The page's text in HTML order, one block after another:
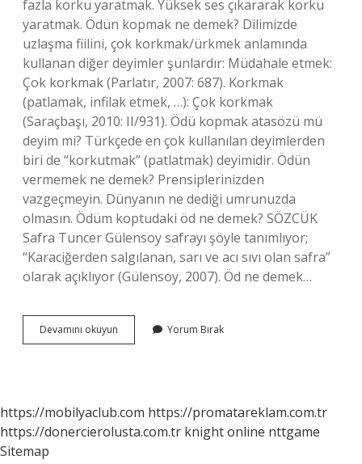
fazla korku yaratmak. Yüksek ses çıkararak korku
yaratmak. Ödün kopmak ne demek? Dilimizde
uzlaşma fiilini, çok korkmak/ürkmek anlamında
kullanan diğer deyimler şunlardır: Müdahale etmek:
Çok korkmak (Parlatır, 2007: 687). Korkmak
(patlamak, infilak etmek, …): Çok korkmak
(Saraçbaşı, 2010: II/931). Ödü kopmak atasözü mü
deyim mi? Türkçede en çok kullanılan deyimlerden
biri de “korkutmak” (patlatmak) deyimidir. Ödün
vermemek ne demek? Prensiplerinizden
vazgeçmeyin. Dünyanın ne dediği umrunuzda
olmasın. Ödüm koptudaki öd ne demek? SÖZCÜK
Safra Tuncer Gülensoy safrayı şöyle tanımlıyor;
“Karaciğerden salgılanan, sarı ve acı sıvı olan safra”
olarak açıklıyor (Gülensoy, 2007). Öd ne demek…
Devamını okuyun
Koparmak
Yorum Bırak
https://mobilyaclub.com https://promatareklam.com.tr
https://donercierolusta.com.tr knight online nttgame
Sitemap